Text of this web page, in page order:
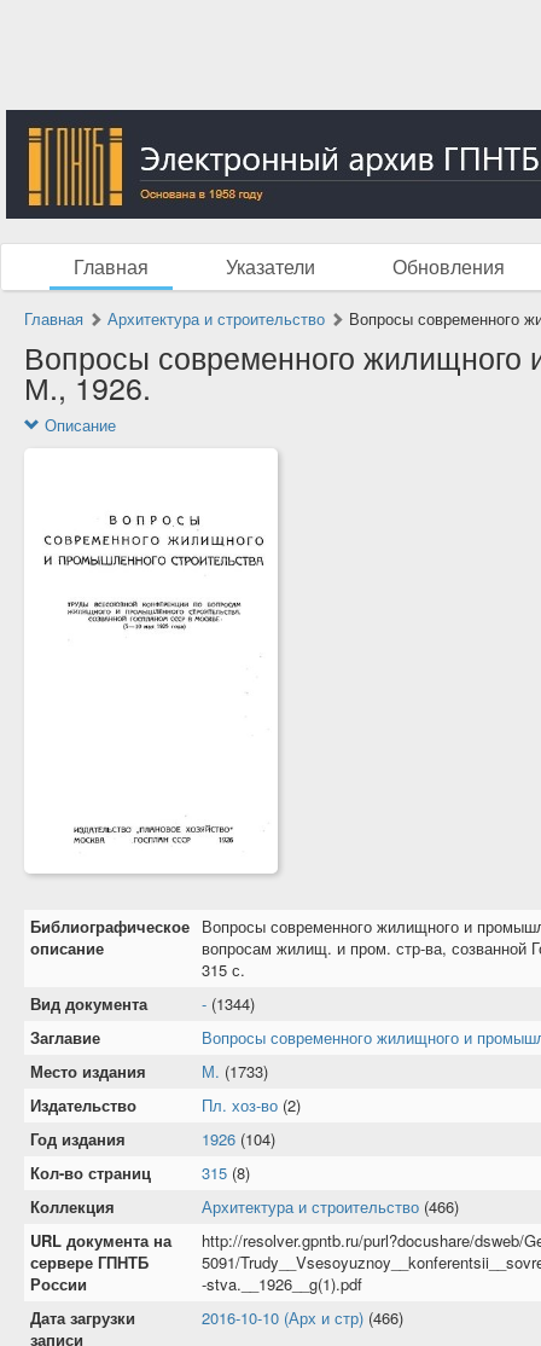
Главная Указатели Обновления
Главная Архитектура и строительство Вопросы современного
Вопросы современного жилищного
М., 1926.
Описание
Библиографическое
описание
Вопросы современного жилищного и
вопросам жилищ. и пром. стр-ва, созванной
315 с.
Вид документа
- (1344)
Заглавие
Вопросы современного жилищного и
Место издания
М. (1733)
Издательство
Пл. хоз-во (2)
Год издания
1926 (104)
Кол-во страниц
315 (8)
Коллекция
Архитектура и строительство (466)
URL документа на
сервере ГПНТБ
России
http://resolver.gpntb.ru/purl?docushare/dsweb/
5091/
-stva.__1926__g(1).pdf
Дата загрузки
записи
2016-10-10 (Арх и стр) (466)